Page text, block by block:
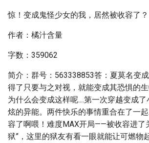
惊！变成鬼怪少女的我，居然被收容了？
作者：橘汁含量
字数：359062
简介：群号：563338853答：夏莫名变
得了只要与之对视，就能变成其恐惧的
为什么会变成这样呢....第一次穿越变成
炫的异能。两件快乐的事情重合在了一
容了啊喂！难度MAX开局——被收容进了
狱”，这里的狱友有看一眼就能让可燃物